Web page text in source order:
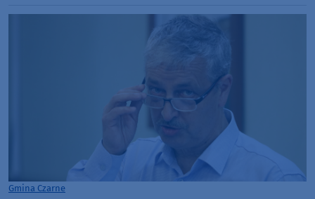
Gmina Czarne